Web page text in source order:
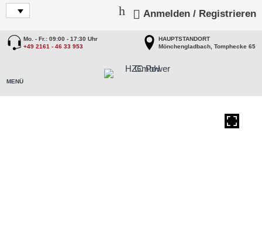
Anmelden / Registrieren
Mo. - Fr.: 09:00 - 17:30 Uhr
+49 2161 - 46 33 953
HAUPTSTANDORT
Mönchengladbach, Tomphecke 65